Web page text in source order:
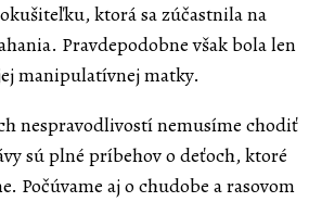
ktorá sa zúčastnila na
Pravdepodobne však bola len
manipulatívnej matky.
nespravodlivostí nemusíme chodiť
sú plné príbehov o deťoch, ktoré
Počúvame aj o chudobe a rasovom